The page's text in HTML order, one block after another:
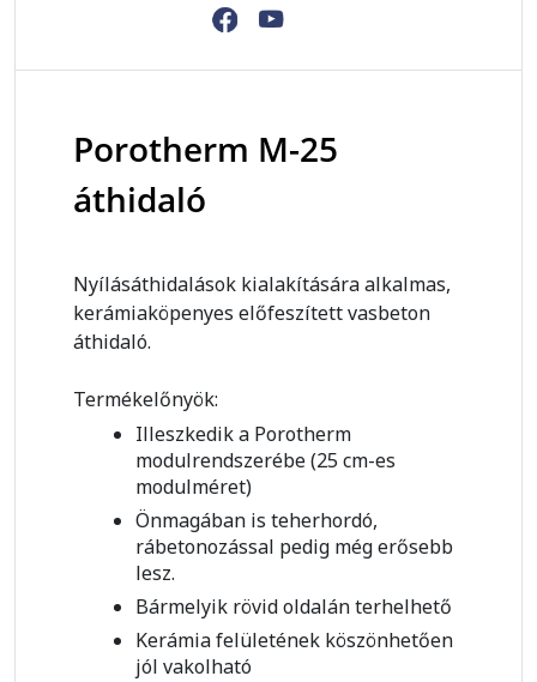
Porotherm M-25
áthidaló
Nyílásáthidalások kialakítására alkalmas,
kerámiaköpenyes előfeszített vasbeton
áthidaló.
Termékelőnyök:
Illeszkedik a Porotherm
modulrendszerébe (25 cm-es
modulméret)
Önmagában is teherhordó,
rábetonozással pedig még erősebb
lesz.
Bármelyik rövid oldalán terhelhető
Kerámia felületének köszönhetően
jól vakolható